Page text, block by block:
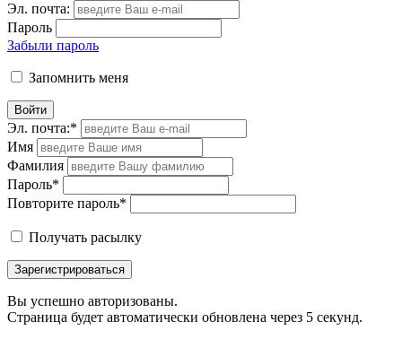
Эл. почта:
Пароль
Забыли пароль
Запомнить меня
Войти
Эл. почта:*
Имя
Фамилия
Пароль*
Повторите пароль*
Получать расылку
Зарегистрироваться
Вы успешно авторизованы.
Страница будет автоматически обновлена через 5 секунд.